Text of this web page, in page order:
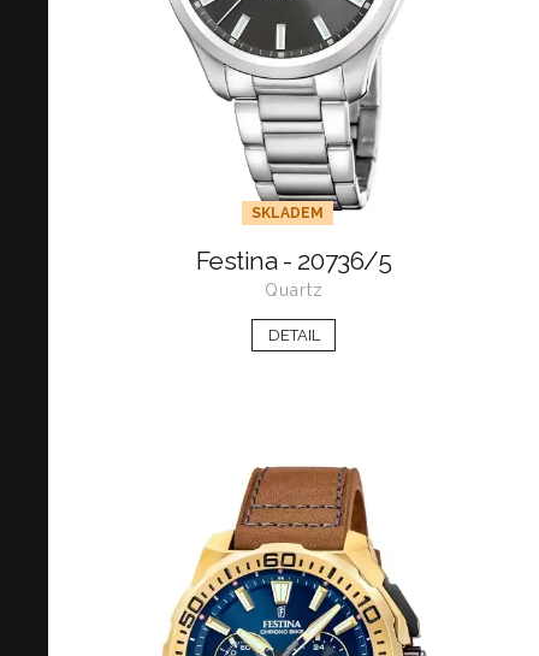
SKLADEM
Festina - 20736/5
Quartz
DETAIL